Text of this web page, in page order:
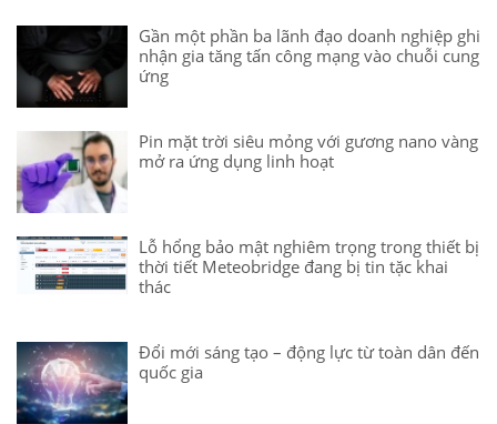
Gần một phần ba lãnh đạo doanh nghiệp ghi
nhận gia tăng tấn công mạng vào chuỗi cung
ứng
Pin mặt trời siêu mỏng với gương nano vàng
mở ra ứng dụng linh hoạt
Lỗ hổng bảo mật nghiêm trọng trong thiết bị
thời tiết Meteobridge đang bị tin tặc khai
thác
Đổi mới sáng tạo – động lực từ toàn dân đến
quốc gia